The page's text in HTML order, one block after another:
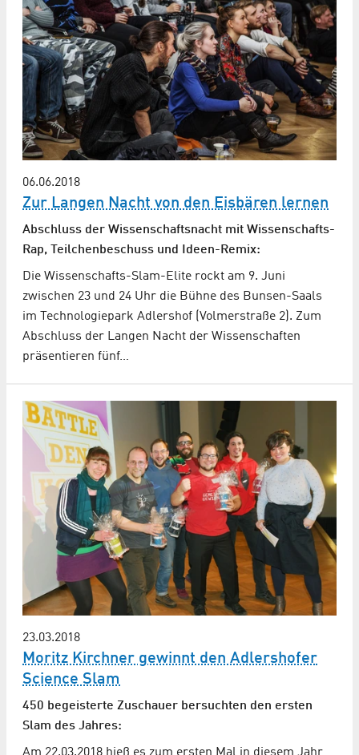
06.06.2018
Zur Langen Nacht von den Eisbären lernen
Abschluss der Wissenschaftsnacht mit Wissenschafts-
Rap, Teilchenbeschuss und Ideen-Remix:
Die Wissenschafts-Slam-Elite rockt am 9. Juni
zwischen 23 und 24 Uhr die Bühne des Bunsen-Saals
im Technologiepark Adlershof (Volmerstraße 2). Zum
Abschluss der Langen Nacht der Wissenschaften
präsentieren fünf…
23.03.2018
Moritz Kirchner gewinnt den Adlershofer
Science Slam
450 begeisterte Zuschauer bersuchten den ersten
Slam des Jahres: